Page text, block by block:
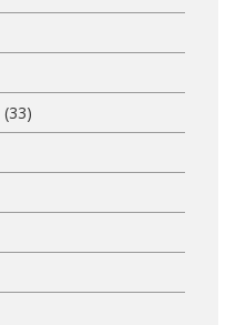
(33)